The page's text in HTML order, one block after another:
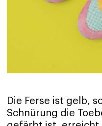
Die Ferse ist gelb,
Schnürung die